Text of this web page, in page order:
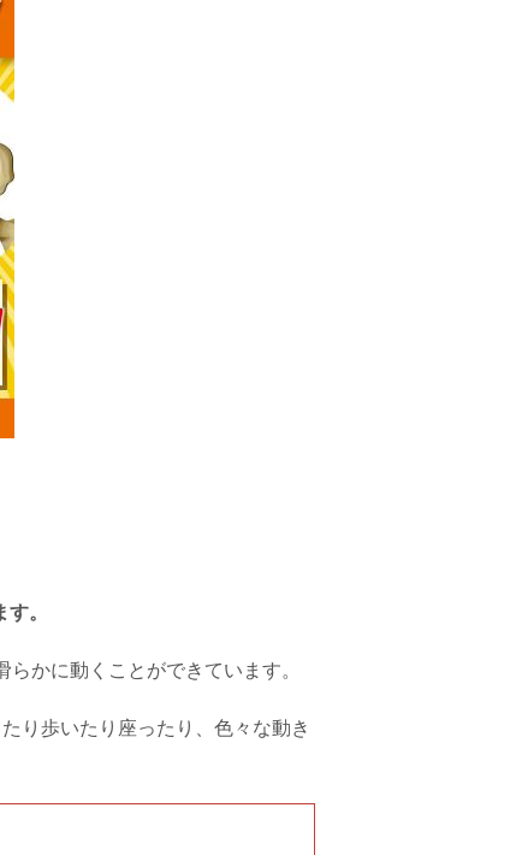
す。
かに動くことができています。
り歩いたり座ったり、色々な動き